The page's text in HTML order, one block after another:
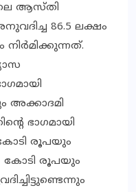
ആസ്തി
86.5 ലക്ഷം
നിര്‍മിക്കുന്നത്.
അക്കാദമി
ഭാഗമായി
രൂപയും
കോടി രൂപയും